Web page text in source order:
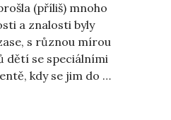
(příliš) mnoho
a znalosti byly
s různou mírou
dětí se speciálními
kdy se jim do …